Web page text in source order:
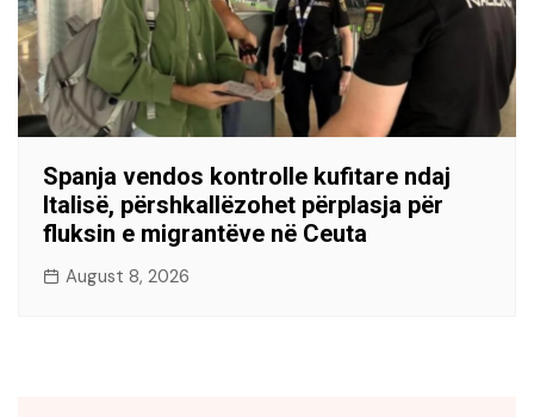
Spanja vendos kontrolle kufitare ndaj
Italisë, përshkallëzohet përplasja për
fluksin e migrantëve në Ceuta
August 8, 2026